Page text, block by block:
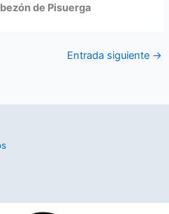
de Pisuerga
Entrada siguiente →